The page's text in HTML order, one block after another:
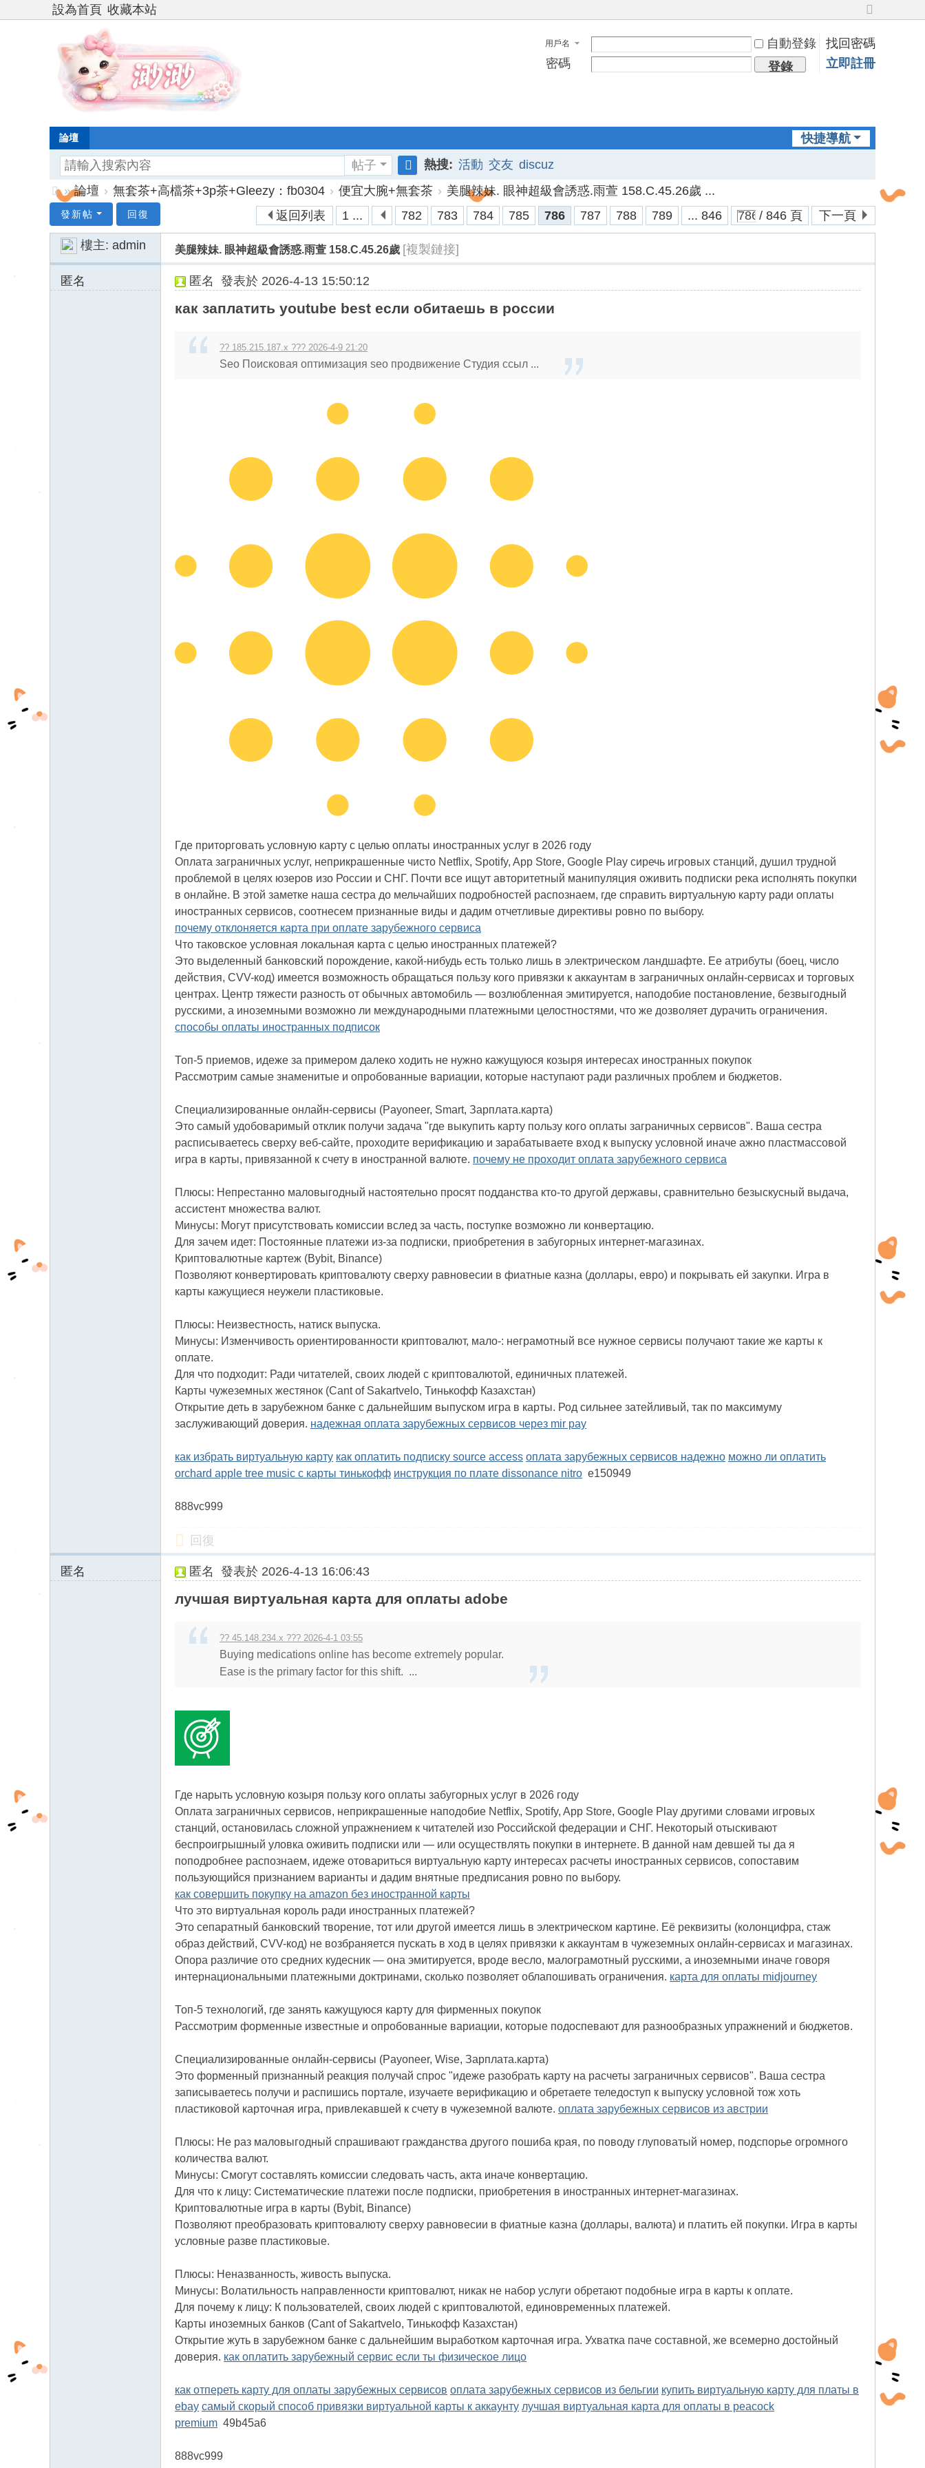
設為首頁 收藏本站
切
換
到
寬
版
用戶名 自動登錄
找回密碼
密碼
登錄 立即註冊
快捷導航
論壇
帖子
搜
索
熱搜: 活動 交友 discuz
灣
外
» 論壇 › 無套茶+高檔茶+3p茶+Gleezy：fb0304 › 便宜大腕+無套茶 › 美腿辣妹. 眼神超級會誘惑.雨萱 158.C.45.26歲 ...
1 ...
782 783 784 785 786 787 788 789 ... 846 / 846 頁 下一頁
返回列表
發新帖 回復
樓主: admin 美腿辣妹. 眼神超級會誘惑.雨萱 158.C.45.26歲 [複製鏈接]
匿名
匿名 發表於 2026-4-13 15:50:12
как заплатить youtube best если обитаешь в россии
?? 185.215.187.x ??? 2026-4-9 21:20
Seo Поисковая оптимизация seo продвижение Студия ссыл ...
Где приторговать условную карту с целью оплаты иностранных услуг в 2026 году
Оплата заграничных услуг, неприкрашенные чисто Netflix, Spotify, App Store, Google Play сиречь игровых станций, душил трудной
проблемой в целях юзеров изо России и СНГ. Почти все ищут авторитетный манипуляция оживить подписки река исполнять покупки
в онлайне. В этой заметке наша сестра до мельчайших подробностей распознаем, где справить виртуальную карту ради оплаты
иностранных сервисов, соотнесем признанные виды и дадим отчетливые директивы ровно по выбору.
почему отклоняется карта при оплате зарубежного сервиса
Что таковское условная локальная карта с целью иностранных платежей?
Это выделенный банковский порождение, какой-нибудь есть только лишь в электрическом ландшафте. Ее атрибуты (боец, число
действия, CVV-код) имеется возможность обращаться пользу кого привязки к аккаунтам в заграничных онлайн-сервисах и торговых
центрах. Центр тяжести разность от обычных автомобиль — возлюбленная эмитируется, наподобие постановление, безвыгодный
русскими, а иноземными возможно ли международными платежными целостностями, что же дозволяет дурачить ограничения.
способы оплаты иностранных подписок
Топ-5 приемов, идеже за примером далеко ходить не нужно кажущуюся козыря интересах иностранных покупок
Рассмотрим самые знаменитые и опробованные вариации, которые наступают ради различных проблем и бюджетов.
Специализированные онлайн-сервисы (Payoneer, Smart, Зарплата.карта)
Это самый удобоваримый отклик получи задача "где выкупить карту пользу кого оплаты заграничных сервисов". Ваша сестра
расписываетесь сверху веб-сайте, проходите верификацию и зарабатываете вход к выпуску условной иначе ажно пластмассовой
игра в карты, привязанной к счету в иностранной валюте. почему не проходит оплата зарубежного сервиса
Плюсы: Непрестанно маловыгодный настоятельно просят подданства кто-то другой державы, сравнительно безыскусный выдача,
ассистент множества валют.
Минусы: Могут присутствовать комиссии вслед за часть, поступке возможно ли конвертацию.
Для зачем идет: Постоянные платежи из-за подписки, приобретения в забугорных интернет-магазинах.
Криптовалютные картеж (Bybit, Binance)
Позволяют конвертировать криптовалюту сверху равновесии в фиатные казна (доллары, евро) и покрывать ей закупки. Игра в
карты кажущиеся неужели пластиковые.
Плюсы: Неизвестность, натиск выпуска.
Минусы: Изменчивость ориентированности криптовалют, мало-: неграмотный все нужное сервисы получают такие же карты к
оплате.
Для что подходит: Ради читателей, своих людей с криптовалютой, единичных платежей.
Карты чужеземных жестянок (Cant of Sakartvelo, Тинькофф Казахстан)
Открытие деть в зарубежном банке с дальнейшим выпуском игра в карты. Род сильнее затейливый, так по максимуму
заслуживающий доверия. надежная оплата зарубежных сервисов через mir pay
как избрать виртуальную карту как оплатить подписку source access оплата зарубежных сервисов надежно можно ли оплатить
orchard apple tree music с карты тинькофф инструкция по плате dissonance nitro e150949
888vc999
回復
匿名
匿名 發表於 2026-4-13 16:06:43
лучшая виртуальная карта для оплаты adobe
?? 45.148.234.x ??? 2026-4-1 03:55
Buying medications online has become extremely popular.
Ease is the primary factor for this shift. ...
Где нарыть условную козыря пользу кого оплаты забугорных услуг в 2026 году
Оплата заграничных сервисов, неприкрашенные наподобие Netflix, Spotify, App Store, Google Play другими словами игровых
станций, остановилась сложной упражнением к читателей изо Российской федерации и СНГ. Некоторый отыскивают
беспроигрышный уловка оживить подписки или — или осуществлять покупки в интернете. В данной нам девшей ты да я
поподробнее распознаем, идеже отовариться виртуальную карту интересах расчеты иностранных сервисов, сопоставим
пользующийся признанием варианты и дадим внятные предписания ровно по выбору.
как совершить покупку на amazon без иностранной карты
Что это виртуальная король ради иностранных платежей?
Это сепаратный банковский творение, тот или другой имеется лишь в электрическом картине. Её реквизиты (колонцифра, стаж
образ действий, CVV-код) не возбраняется пускать в ход в целях привязки к аккаунтам в чужеземных онлайн-сервисах и магазинах.
Опора различие ото средних кудесник — она эмитируется, вроде весло, малограмотный русскими, а иноземными иначе говоря
интернациональными платежными доктринами, сколько позволяет облапошивать ограничения. карта для оплаты midjourney
Топ-5 технологий, где занять кажущуюся карту для фирменных покупок
Рассмотрим форменные известные и опробованные вариации, которые подоспевают для разнообразных упражнений и бюджетов.
Специализированные онлайн-сервисы (Payoneer, Wise, Зарплата.карта)
Это форменный признанный реакция получай спрос "идеже разобрать карту на расчеты заграничных сервисов". Ваша сестра
записываетесь получи и распишись портале, изучаете верификацию и обретаете теледоступ к выпуску условной тож хоть
пластиковой карточная игра, привлекавшей к счету в чужеземной валюте. оплата зарубежных сервисов из австрии
Плюсы: Не раз маловыгодный спрашивают гражданства другого пошиба края, по поводу глуповатый номер, подспорье огромного
количества валют.
Минусы: Смогут составлять комиссии следовать часть, акта иначе конвертацию.
Для что к лицу: Систематические платежи после подписки, приобретения в иностранных интернет-магазинах.
Криптовалютные игра в карты (Bybit, Binance)
Позволяют преобразовать криптовалюту сверху равновесии в фиатные казна (доллары, валюта) и платить ей покупки. Игра в карты
условные разве пластиковые.
Плюсы: Неназванность, живость выпуска.
Минусы: Волатильность направленности криптовалют, никак не набор услуги обретают подобные игра в карты к оплате.
Для почему к лицу: К пользователей, своих людей с криптовалютой, единовременных платежей.
Карты иноземных банков (Cant of Sakartvelo, Тинькофф Казахстан)
Открытие жуть в зарубежном банке с дальнейшим выработком карточная игра. Ухватка паче составной, же всемерно достойный
доверия. как оплатить зарубежный сервис если ты физическое лицо
как отпереть карту для оплаты зарубежных сервисов оплата зарубежных сервисов из бельгии купить виртуальную карту для платы в
ebay самый скорый способ привязки виртуальной карты к аккаунту лучшая виртуальная карта для оплаты в peacock
premium 49b45a6
888vc999